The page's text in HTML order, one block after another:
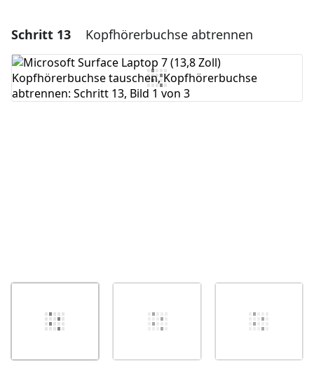
Einen Kommentar hinzufügen
Kommentar hinzufügen
Schritt 13 Kopfhörerbuchse abtrennen